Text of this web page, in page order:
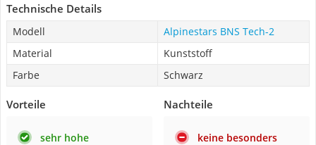
Technische Details
Modell
Alpinestars BNS Tech-2
Material
Kunststoff
Farbe
Schwarz
Vorteile
sehr hohe
Nachteile
keine besonders